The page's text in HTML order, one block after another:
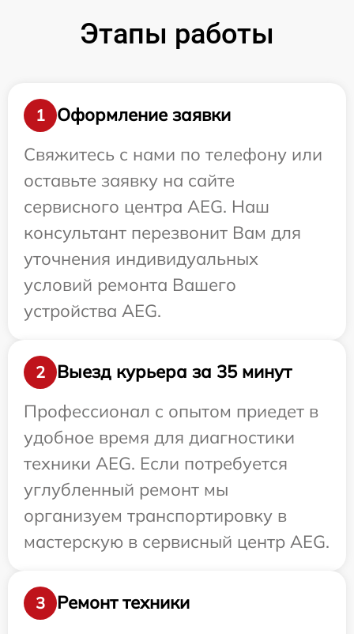
Этапы работы
1
Оформление заявки
Свяжитесь с нами по телефону или
оставьте заявку на сайте
сервисного центра AEG. Наш
консультант перезвонит Вам для
уточнения индивидуальных
условий ремонта Вашего
устройства AEG.
2
Выезд курьера за 35 минут
Профессионал с опытом приедет в
удобное время для диагностики
техники AEG. Если потребуется
углубленный ремонт мы
организуем транспортировку в
мастерскую в сервисный центр AEG.
3
Ремонт техники